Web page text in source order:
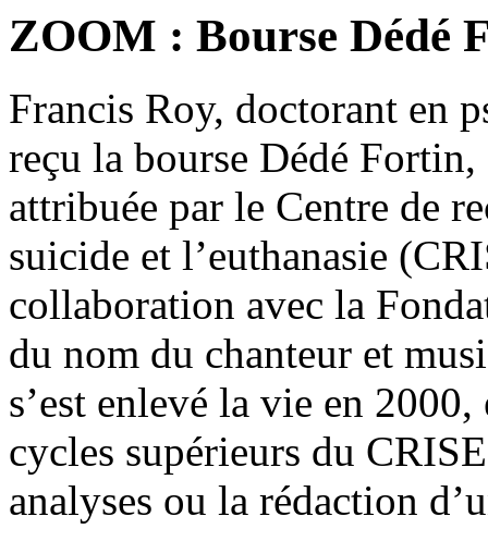
ZOOM : Bourse Dédé
Francis Roy, doctorant en
reçu la bourse Dédé
attribuée par le Centre de
suicide et l’euthanasie
collaboration avec la
du nom du chanteur et
s’est enlevé la vie en
cycles supérieurs du
analyses ou la rédaction